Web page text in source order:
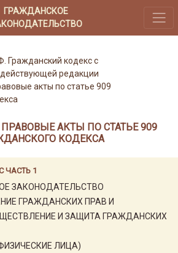
ГРАЖДАНСКОЕ
ЧАСТЬ 1
ЗАКОНОДАТЕЛЬСТВО
ГРАЖДАНСКИХ ПРАВ И
И ЗАЩИТА ГРАЖДАНСКИХ
ЛИЦА)
Гражданский кодекс с
редакции
акты по статье 909
АКТЫ ПО СТАТЬЕ 909
КОДЕКСА